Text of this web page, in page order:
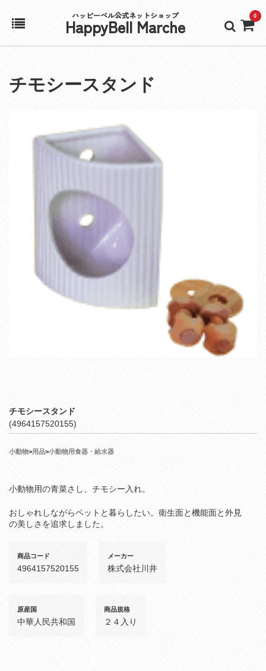
ハッピーベル公式ネットショップ
HappyBell Marche 0
アカウント
チモシースタンド
チモシースタンド
(4964157520155)
小動物>用品>小動物用食器・給水器
小動物用の青菜さし、チモシー入れ。
おしゃれしながらペットと暮らしたい。衛生面と機能面と外見
の美しさを追求しました。
商品コード
4964157520155
メーカー
株式会社川井
原産国
中華人民共和国
商品規格
２４入り